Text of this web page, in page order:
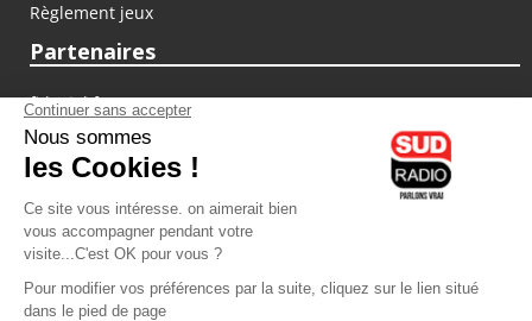
Règlement jeux
Partenaires
fiducial.fr
lyoncapitale.fr
olympique-et-lyonnais.com
L'application Iphone / Android
Téléchargez l'application